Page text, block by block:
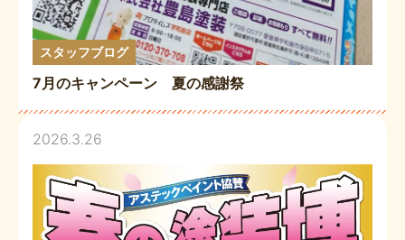
スタッフブログ
7月のキャンペーン 夏の感謝祭
2026.3.26